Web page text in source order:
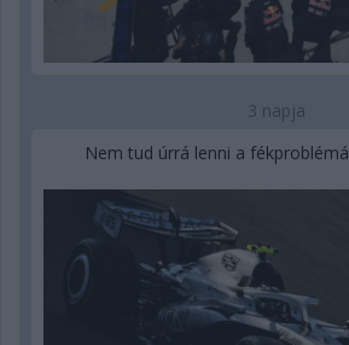
3 napja
Nem tud úrrá lenni a